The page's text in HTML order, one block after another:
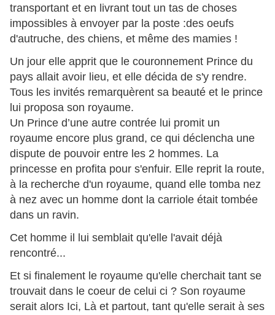
transportant et en livrant tout un tas de choses
impossibles à envoyer par la poste :des oeufs
d'autruche, des chiens, et même des mamies !
Un jour elle apprit que le couronnement Prince du
pays allait avoir lieu, et elle décida de s'y rendre.
Tous les invités remarquèrent sa beauté et le prince
lui proposa son royaume.
Un Prince d’une autre contrée lui promit un
royaume encore plus grand, ce qui déclencha une
dispute de pouvoir entre les 2 hommes. La
princesse en profita pour s'enfuir. Elle reprit la route,
à la recherche d'un royaume, quand elle tomba nez
à nez avec un homme dont la carriole était tombée
dans un ravin.
Cet homme il lui semblait qu'elle l'avait déjà
rencontré...
Et si finalement le royaume qu'elle cherchait tant se
trouvait dans le coeur de celui ci ? Son royaume
serait alors Ici, Là et partout, tant qu'elle serait à ses